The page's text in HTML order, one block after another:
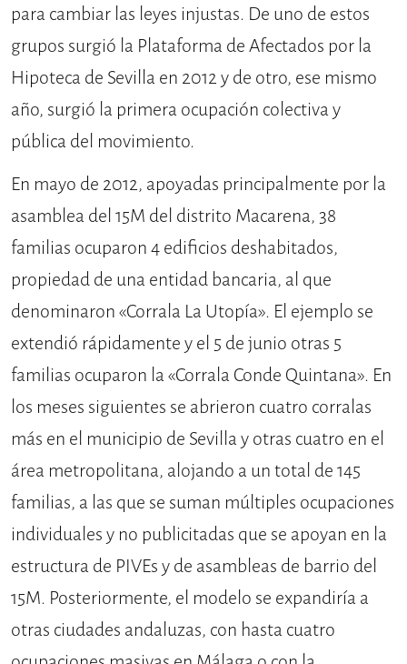
para cambiar las leyes injustas. De uno de estos
grupos surgió la Plataforma de Afectados por la
Hipoteca de Sevilla en 2012 y de otro, ese mismo
año, surgió la primera ocupación colectiva y
pública del movimiento.
En mayo de 2012, apoyadas principalmente por la
asamblea del 15M del distrito Macarena, 38
familias ocuparon 4 edificios deshabitados,
propiedad de una entidad bancaria, al que
denominaron «Corrala La Utopía». El ejemplo se
extendió rápidamente y el 5 de junio otras 5
familias ocuparon la «Corrala Conde Quintana». En
los meses siguientes se abrieron cuatro corralas
más en el municipio de Sevilla y otras cuatro en el
área metropolitana, alojando a un total de 145
familias, a las que se suman múltiples ocupaciones
individuales y no publicitadas que se apoyan en la
estructura de PIVEs y de asambleas de barrio del
15M. Posteriormente, el modelo se expandiría a
otras ciudades andaluzas, con hasta cuatro